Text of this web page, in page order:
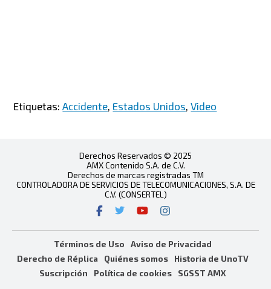
Etiquetas:Accidente, Estados Unidos,Video
Derechos Reservados © 2025
AMX Contenido S.A. de C.V.
Derechos de marcas registradas TM
CONTROLADORA DE SERVICIOS DE TELECOMUNICACIONES, S.A. DE
C.V. (CONSERTEL)
Términos de Uso
Aviso de Privacidad
Derecho de Réplica
Quiénes somos
Historia de UnoTV
Suscripción
Política de cookies SGSST AMX